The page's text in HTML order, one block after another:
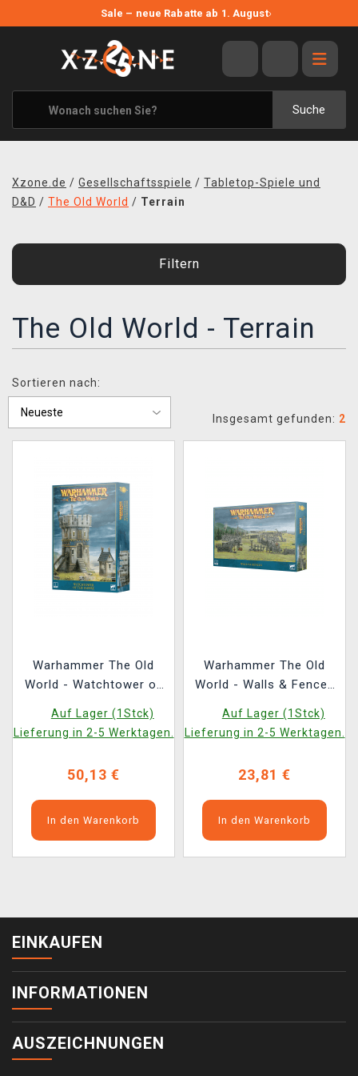
Sale – neue Rabatte ab 1. August›
Suche
ANGEBOTE
ALLE MARKEN
XZONE ORIGINALS
KLEIDUNG & ACCESSOIRES
BÜCHER & COMICS
VERSAND
XZONE CLUB
Xzone.de / Gesellschaftsspiele / Tabletop-Spiele und
D&D / The Old World / Terrain
Filtern
The Old World - Terrain
Sortieren nach:
Insgesamt gefunden: 2
Warhammer The Old
World - Watchtower of
Auf Lager (1Stck)
Lieferung in 2-5 Werktagen.
50,13 €
In den Warenkorb
Warhammer The Old
World - Walls & Fences
Auf Lager (1Stck)
Lieferung in 2-5 Werktagen.
23,81 €
In den Warenkorb
EINKAUFEN
INFORMATIONEN
AUSZEICHNUNGEN